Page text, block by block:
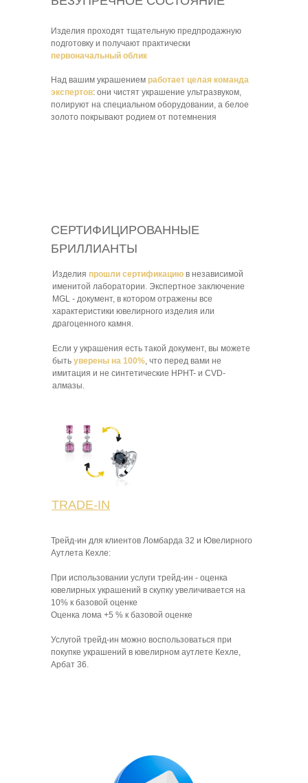
СЕРТИФИЦИРОВАННЫЕ
БРИЛЛИАНТЫ
Изделия проходят тщательную предпродажную
подготовку и получают практически
первоначальный облик
Над вашим украшением работает целая команда
экспертов: они чистят украшение ультразвуком,
полируют на специальном оборудовании, а белое
золото покрывают родием от потемнения
Изделия прошли сертификацию в независимой
именитой лаборатории. Экспертное заключение
MGL - документ, в котором отражены все
характеристики ювелирного изделия или
драгоценного камня.
Если у украшения есть такой документ, вы можете
быть уверены на 100% , что перед вами не
имитация и не синтетические HPHT- и CVD-
алмазы.
TRADE-IN
Трейд-ин для клиентов Ломбарда 32 и Ювелирного
Аутлета Кехле:
При использовании услуги трейд-ин - оценка
ювелирных украшений в скупку увеличивается на
10% к базовой оценке
Оценка лома +5 % к базовой оценке
Услугой трейд-ин можно воспользоваться при
покупке украшений в ювелирном аутлете Кехле,
Арбат 36.